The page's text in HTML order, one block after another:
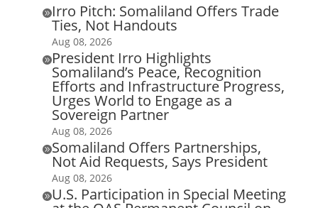
Irro Pitch: Somaliland Offers Trade
Ties, Not Handouts
Aug 08, 2026
President Irro Highlights
Somaliland’s Peace, Recognition
Efforts and Infrastructure Progress,
Urges World to Engage as a
Sovereign Partner
Aug 08, 2026
Somaliland Offers Partnerships,
Not Aid Requests, Says President
Aug 08, 2026
U.S. Participation in Special Meeting